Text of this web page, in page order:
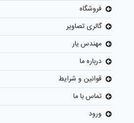
فروشگاه
گالری تصاویر
مهندس یار
درباره ما
قوانین و شرایط
تماس با ما
ورود